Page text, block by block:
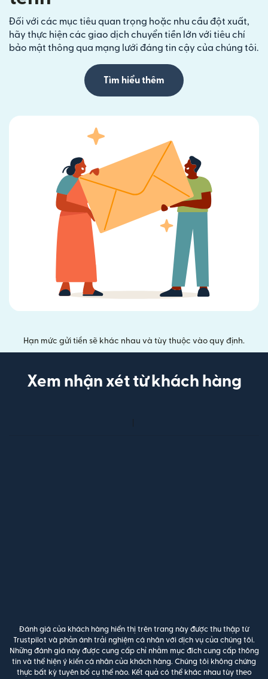
Đối với các mục tiêu quan trọng hoặc nhu cầu đột xuất,
hãy thực hiện các giao dịch chuyển tiền lớn với tiêu chí
bảo mật thông qua mạng lưới đáng tin cậy của chúng tôi.
Tìm hiểu thêm
Hạn mức gửi tiền sẽ khác nhau và tùy thuộc vào quy định.
Xem nhận xét từ khách hàng
Đánh giá của khách hàng hiển thị trên trang này được thu thập từ
Trustpilot và phản ánh trải nghiệm cá nhân với dịch vụ của chúng tôi.
Những đánh giá này được cung cấp chỉ nhằm mục đích cung cấp thông
tin và thể hiện ý kiến cá nhân của khách hàng. Chúng tôi không chứng
thực bất kỳ tuyên bố cụ thể nào. Kết quả có thể khác nhau tùy theo